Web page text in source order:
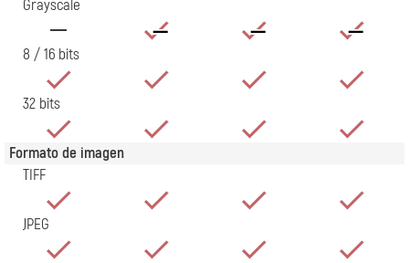
Grayscale
8 / 16 bits
32 bits
Formato de imagen
TIFF
JPEG